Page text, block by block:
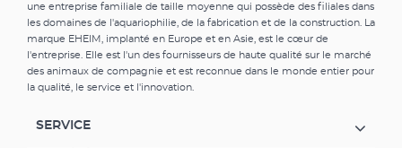
une entreprise familiale de taille moyenne qui possède des filiales dans
les domaines de l'aquariophilie, de la fabrication et de la construction. La
marque EHEIM, implanté en Europe et en Asie, est le cœur de
l'entreprise. Elle est l'un des fournisseurs de haute qualité sur le marché
des animaux de compagnie et est reconnue dans le monde entier pour
la qualité, le service et l'innovation.
SERVICE